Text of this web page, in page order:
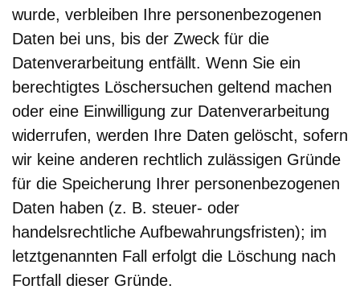
wurde, verbleiben Ihre personenbezogenen
Daten bei uns, bis der Zweck für die
Datenverarbeitung entfällt. Wenn Sie ein
berechtigtes Löschersuchen geltend machen
oder eine Einwilligung zur Datenverarbeitung
widerrufen, werden Ihre Daten gelöscht, sofern
wir keine anderen rechtlich zulässigen Gründe
für die Speicherung Ihrer personenbezogenen
Daten haben (z. B. steuer- oder
handelsrechtliche Aufbewahrungsfristen); im
letztgenannten Fall erfolgt die Löschung nach
Fortfall dieser Gründe.